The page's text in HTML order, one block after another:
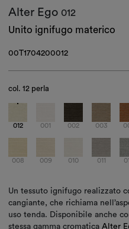
Alter Ego 012
Unito ignifugo materico
00T1704200012
col.12 perla
012 001 002 003
008 009 010 011
Un tessuto ignifugo realizzato
cangiante, che richiama
uso tenda. Disponibile anche
stessa gamma cromaticaAlter